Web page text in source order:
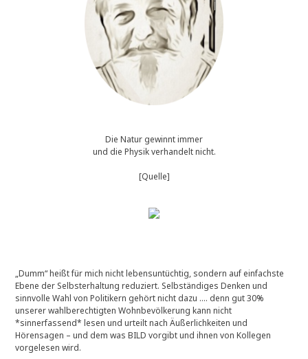
Die Natur gewinnt immer
und die Physik verhandelt nicht.
[Quelle]
„Dumm“ heißt für mich nicht lebensuntüchtig, sondern auf einfachste
Ebene der Selbsterhaltung reduziert. Selbständiges Denken und
sinnvolle Wahl von Politikern gehört nicht dazu …. denn gut 30%
unserer wahlberechtigten Wohnbevölkerung kann nicht
*sinnerfassend* lesen und urteilt nach Äußerlichkeiten und
Hörensagen – und dem was BILD vorgibt und ihnen von Kollegen
vorgelesen wird.